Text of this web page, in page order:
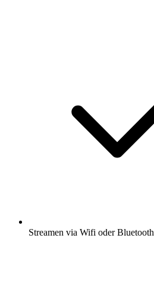
Streamen via Wifi oder Bluetooth